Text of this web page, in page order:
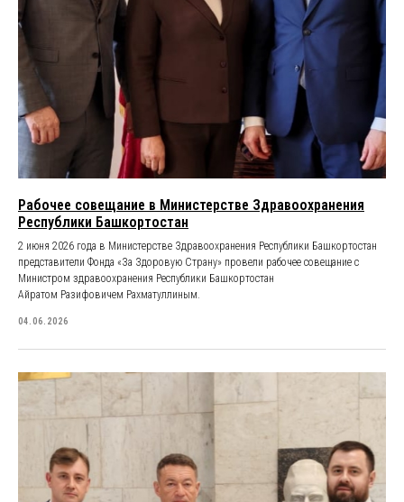
Рабочее совещание в Министерстве Здравоохранения
Республики Башкортостан
2 июня 2026 года в Министерстве Здравоохранения Республики Башкортостан
представители Фонда «За Здоровую Страну» провели рабочее совещание с
Министром здравоохранения Республики Башкортостан
Айратом Разифовичем Рахматуллиным.
04.06.2026